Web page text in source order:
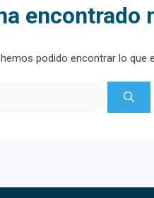
encontrado
podido encontrar lo que